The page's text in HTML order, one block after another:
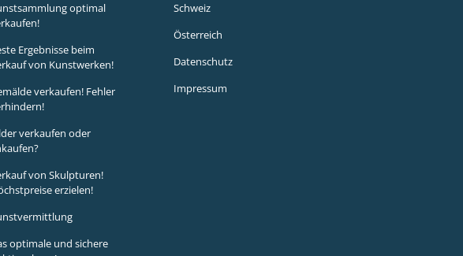
optimal
Ergebnisse beim
von Kunstwerken!
verkaufen! Fehler
verkaufen oder
von Skulpturen!
erzielen!
optimale und sichere
Schweiz
Österreich
Datenschutz
Impressum